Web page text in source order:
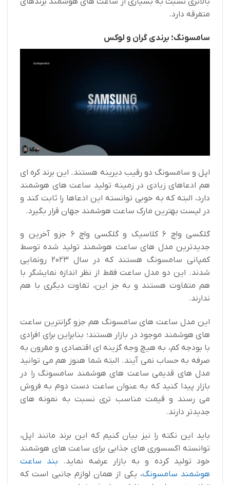
متفرقه دارد.
سامسونگ؛ برندی گران و لوکس
اپل و سامسونگ دو رقیب دیرینه هستند. این برند کره ای
هم ادعاهای زیادی در زمینه تولید ساعت های هوشمند
دارد، البته که به خوبی توانسته این ادعاها را ثابت کند و
در لیست بهترین مارک ساعت هوشمند جهان قرار بگیرد.
گلکسی واچ ۶ کلاسیک و گلکسی واچ ۶ جزو آخرین و
جدیدترین مدل های ساعت هوشمند تولید شده توسط
کمپانی سامسونگ هستند که در سال ۲۰۲۳ رونمایی
شدند. این دو مدل ساعت فقط از نظر اندازه نمایشگر با
هم متفاوت هستند و به جز این، تفاوت دیگری با هم
ندارند.
این مدل ساعت های سامسونگ هم جزو گرانترین ساعت
های هوشمند موجود در بازار هستند؛ بنابراین برای افرادی
با بودجه کم، به هیچ وجه گزینه‌ ای اقتصادی و مقرون به
صرفه به حساب نمی آيند. البته شما هنوز هم می توانید
مدل های قدیمی ساعت های هوشمند سامسونگ را در
بازار پیدا کنید که به عنوان ساعت دست دوم به فروش
می رسند و قیمت مناسب تری نسبت به نمونه های
جدیدتر دارند.
باید این نکته را نیز بیان کنیم که این برند مانند اپل،
توانسته اکسسوری های جذابی برای ساعت های هوشمند
خود تولید کرده و به بازار عرضه نماید. بند ساعت
هوشمند سامسونگ، یکی از همان لوازم جانبی است که